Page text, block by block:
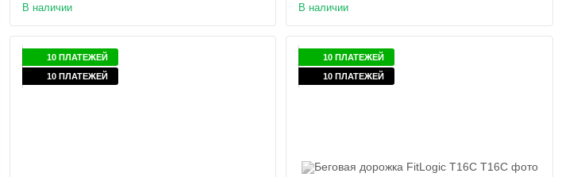
В наличии В наличии
10 ПЛАТЕЖЕЙ
10 ПЛАТЕЖЕЙ
10 ПЛАТЕЖЕЙ
10 ПЛАТЕЖЕЙ